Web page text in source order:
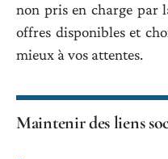
non pris en charge par
offres disponibles et
mieux à vos attentes.
Maintenir des liens